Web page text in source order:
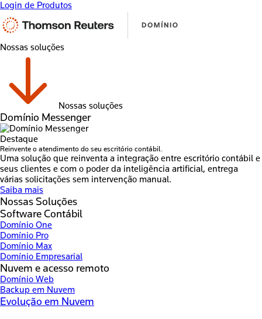
Login de Produtos
Nossas soluções
Nossas soluções
Domínio Messenger
Destaque
Reinvente o atendimento do seu escritório contábil.
Uma solução que reinventa a integração entre escritório contábil e
seus clientes e com o poder da inteligência artificial, entrega
várias solicitações sem intervenção manual.
Saiba mais
Nossas Soluções
Software Contábil
Domínio One
Domínio Pro
Domínio Max
Domínio Empresarial
Nuvem e acesso remoto
Domínio Web
Backup em Nuvem
Evolução em Nuvem